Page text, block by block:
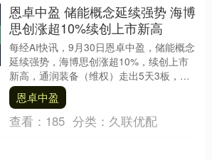
恩卓中盈 储能概念延续强势 海博
思创涨超10%续创上市新高
每经AI快讯，9月30日恩卓中盈，储能概念
延续强势，海博思创涨超10%，续创上市
新高，通润装备（维权）走出5天3板，优
优绿能、万润新能、昱能科技、南都电
源、固德....
恩卓中盈
查看： 185 分类： 久联优配